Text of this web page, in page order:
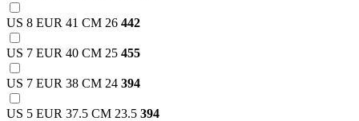
US 8 EUR 41 CM 26 442
US 7 EUR 40 CM 25 455
US 7 EUR 38 CM 24 394
US 5 EUR 37.5 CM 23.5 394